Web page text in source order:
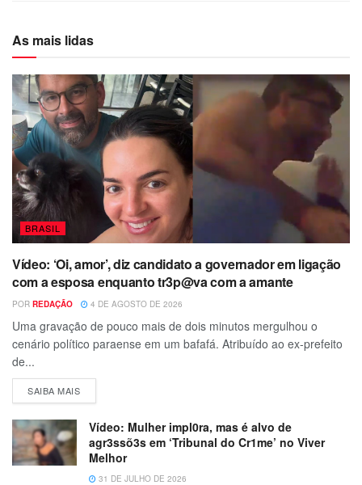
As mais lidas
BRASIL
Vídeo: ‘Oi, amor’, diz candidato a governador em ligação
com a esposa enquanto tr3p@va com a amante
POR REDAÇÃO 4 DE AGOSTO DE 2026
Uma gravação de pouco mais de dois minutos mergulhou o
cenário político paraense em um bafafá. Atribuído ao ex-prefeito
de...
SAIBA MAIS
Vídeo: Mulher impl0ra, mas é alvo de
agr3ssõ3s em ‘Tribunal do Cr1me’ no Viver
Melhor
31 DE JULHO DE 2026